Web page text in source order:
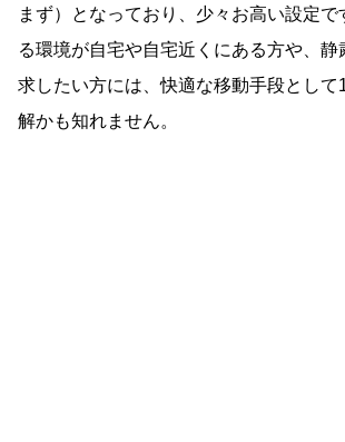
まず）となっており、少々お高い設定で
る環境が自宅や自宅近くにある方や、静
求したい方には、快適な移動手段として
解かも知れません。